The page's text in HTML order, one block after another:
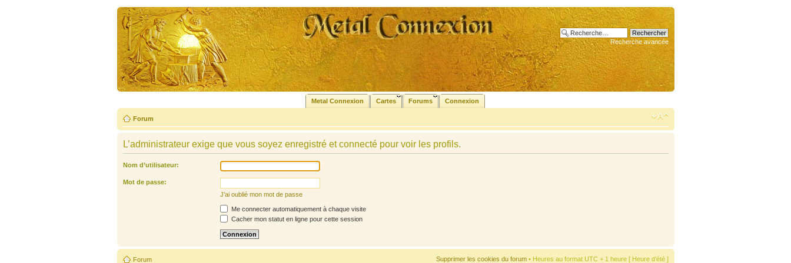
Recherche avancée
Metal Connexion Cartes Forums Connexion
Forum
L’administrateur exige que vous soyez enregistré et connecté pour voir les profils.
Nom d’utilisateur:
Mot de passe:
J’ai oublié mon mot de passe
Me connecter automatiquement à chaque visite
Cacher mon statut en ligne pour cette session
Forum Supprimer les cookies du forum• Heures au format UTC + 1 heure [ Heure d’été ]